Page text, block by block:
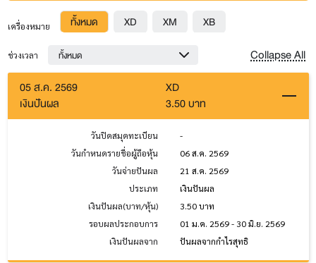
เครื่องหมาย ทั้งหมด XD XM XB
ช่วงเวลา ทั้งหมด Collapse All
05 ส.ค. 2569
XD
เงินปันผล
3.50 บาท
วันปิดสมุดทะเบียน
-
วันกำหนดรายชื่อผู้ถือหุ้น
06 ส.ค. 2569
วันจ่ายปันผล
21 ส.ค. 2569
ประเภท
เงินปันผล
เงินปันผล(บาท/หุ้น)
3.50 บาท
รอบผลประกอบการ
01 ม.ค. 2569 - 30 มิ.ย. 2569
เงินปันผลจาก
ปันผลจากกำไรสุทธิ